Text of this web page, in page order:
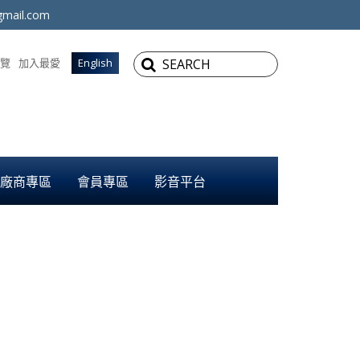
加入最愛 English
廠商專區 會員專區 影音平台